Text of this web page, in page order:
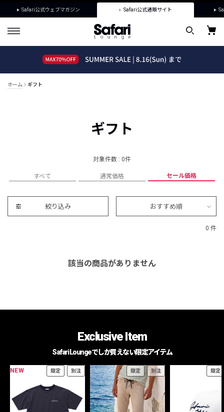
Safari公式ウェブマガジン Safari公式通販サイト
ホーム ギフト
ギフト
対象件数 : 0件
すべて 通常価格 セール価格
絞り込み おすすめ順
0 件
該当の商品がありません
Exclusive Item
Safari Loungeでしか買えない限定アイテム
NEW 限定 別注 限定 別注 限定